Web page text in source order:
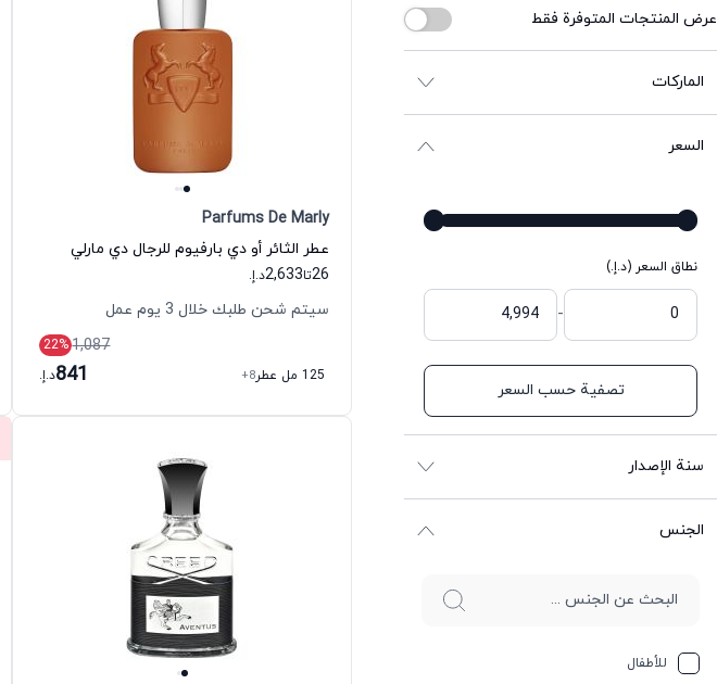
عرض المنتجات المتوفرة فقط
الماركات
السعر
نطاق السعر (د.إ.)
-
تصفية حسب السعر
سنة الإصدار
الجنس
للأطفال
Parfums De Marly
عطر الثائر أو دي بارفيوم للرجال دي مارلي
26تا2,633د.إ.
سيتم شحن طلبك خلال 3 يوم عمل
1,087
22%
125 مل عطر
+8
841د.إ.